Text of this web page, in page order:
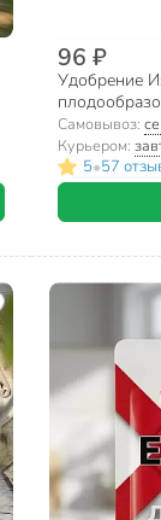
96 ₽
Удобрение
жидкость,
Самовывоз:
Курьером:
5•57